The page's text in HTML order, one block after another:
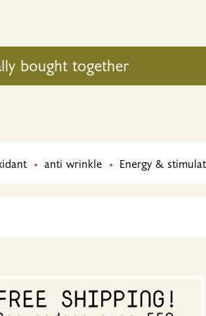
bought together
anti wrinkle Energy &